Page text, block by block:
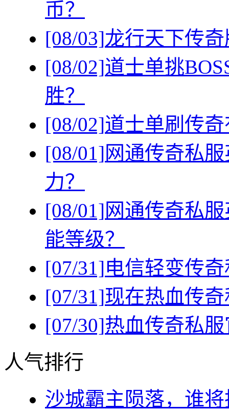
币？
[08/03]龙行天下传
[08/02]道士单挑
胜？
[08/02]道士单刷传
[08/01]网通传奇私
力？
[08/01]网通传奇私
能等级？
[07/31]电信轻变传
[07/31]现在热血传
[07/30]热血传奇私
人气排行
沙城霸主陨落，谁